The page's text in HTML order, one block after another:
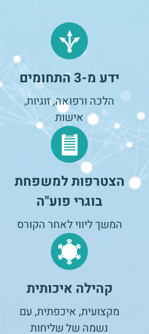
ידע מ-3 התחומים
הלכה ורפואה, זוגיות,
אישות
הצטרפות למשפחת
בוגרי פוע"ה
המשך ליווי לאחר הקורס
קהילה איכותית
מקצועית, איכפתית, עם
נשמה של שליחות